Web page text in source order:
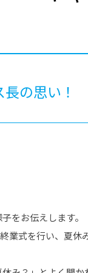
長の思い
をお伝えします。
業式を行い、夏休